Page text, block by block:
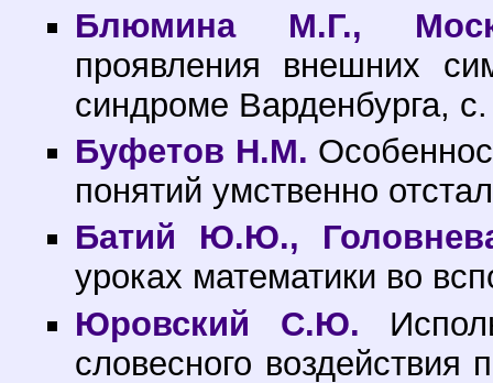
Блюмина М.Г.,
проявления внешних
синдроме Варденбурга,
Буфетов Н.М.
понятий умственно
Батий Ю.Ю.,
уроках математики во
Юровский С.Ю.
словесного